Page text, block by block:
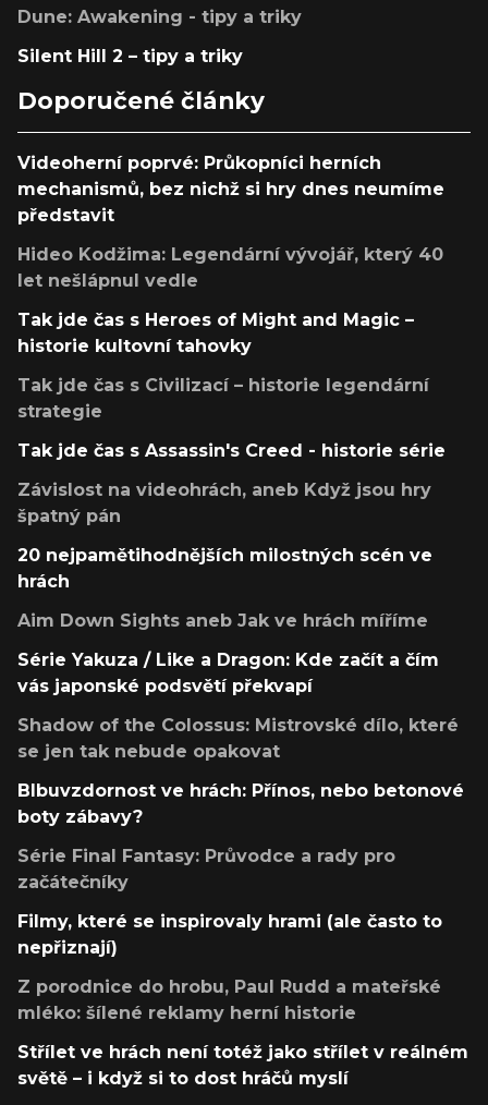
Dune: Awakening - tipy a triky
Silent Hill 2 – tipy a triky
Doporučené články
Videoherní poprvé: Průkopníci herních
mechanismů, bez nichž si hry dnes neumíme
představit
Hideo Kodžima: Legendární vývojář, který 40
let nešlápnul vedle
Tak jde čas s Heroes of Might and Magic –
historie kultovní tahovky
Tak jde čas s Civilizací – historie legendární
strategie
Tak jde čas s Assassin's Creed - historie série
Závislost na videohrách, aneb Když jsou hry
špatný pán
20 nejpamětihodnějších milostných scén ve
hrách
Aim Down Sights aneb Jak ve hrách míříme
Série Yakuza / Like a Dragon: Kde začít a čím
vás japonské podsvětí překvapí
Shadow of the Colossus: Mistrovské dílo, které
se jen tak nebude opakovat
Blbuvzdornost ve hrách: Přínos, nebo betonové
boty zábavy?
Série Final Fantasy: Průvodce a rady pro
začátečníky
Filmy, které se inspirovaly hrami (ale často to
nepřiznají)
Z porodnice do hrobu, Paul Rudd a mateřské
mléko: šílené reklamy herní historie
Střílet ve hrách není totéž jako střílet v reálném
světě – i když si to dost hráčů myslí